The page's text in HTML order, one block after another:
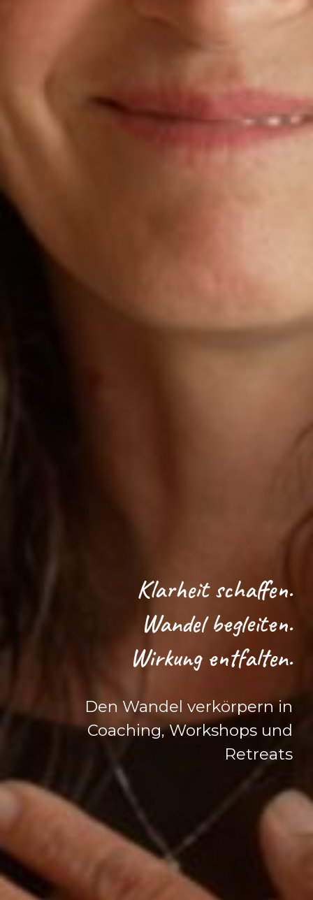
Klarheit schaffen.
Wandel begleiten.
Wirkung entfalten.
Den Wandel verkörpern in
Coaching, Workshops und
Retreats